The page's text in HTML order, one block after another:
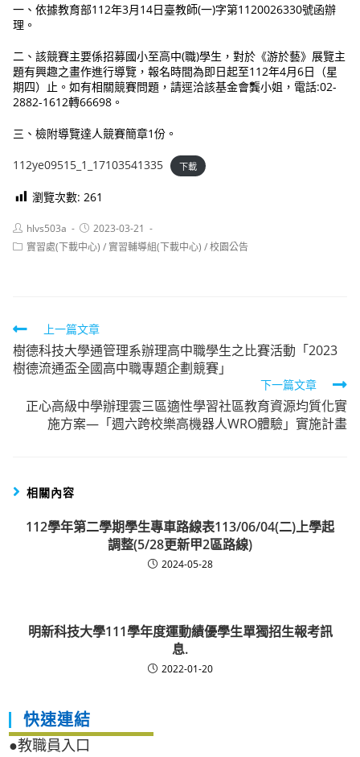
一、依據教育部112年3月14日臺教師(一)字第1120026330號函辦
理。
二、該競賽主要係招募國小至高中(職)學生，對於《游於藝》展覽主
題有興趣之畫作進行導覽，報名時間為即日起至112年4月6日（星
期四）止。如有相關競賽問題，請逕洽該基金會龔小姐，電話:02-
2882-1612轉66698。
三、檢附導覽達人競賽簡章1份。
112ye09515_1_17103541335 下載
瀏覽次數: 261
Post
author:
hlvs503a
Post
published:
2023-03-21
Post實習處(下載中心) / 實習輔導組(下載中心) /校園公告
Read
more
articles
上一篇文章
樹德科技大學通管理系辦理高中職學生之比賽活動「2023
樹德流通盃全國高中職專題企劃競賽」
下一篇文章
正心高級中學辦理雲三區適性學習社區教育資源均質化實
施方案—「週六跨校樂高機器人WRO體驗」實施計畫
相關內容
112學年第二學期學生專車路線表113/06/04(二)上學起
調整(5/28更新甲2區路線)
2024-05-28
明新科技大學111學年度運動績優學生單獨招生報考訊
息.
2022-01-20
快速連結
●教職員入口